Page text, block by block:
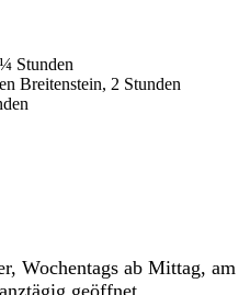
Stunden
Breitenstein, 2 Stunden
Wochentags ab Mittag, am